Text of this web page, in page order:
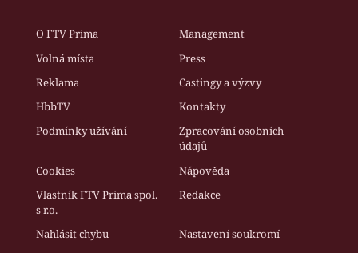
O FTV Prima
Management
Volná místa
Press
Reklama
Castingy a výzvy
HbbTV
Kontakty
Podmínky užívání
Zpracování osobních
údajů
Cookies
Nápověda
Vlastník FTV Prima spol.
s r.o.
Redakce
Nahlásit chybu Nastavení soukromí